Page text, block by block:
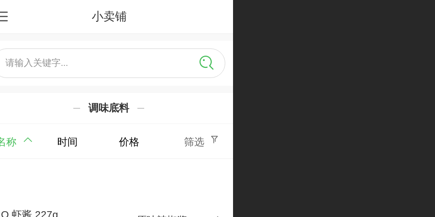
小卖铺
请输入关键字...
调味底料
称 时间 价格 筛选
虾酱 227g